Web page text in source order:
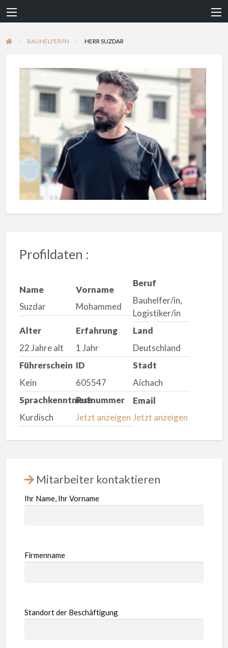
BAUHELFER/IN HERR SUZDAR
Profildaten :
Name
Suzdar
Vorname
Mohammed
Beruf
Bauhelfer/in,
Logistiker/in
Alter
22 Jahre alt
Erfahrung
1 Jahr
Land
Deutschland
Führerschein
Kein
ID
605547
Stadt
Aichach
Sprachkenntnisse
Kurdisch
Rufnummer
Jetzt anzeigen
Email
Jetzt anzeigen
Mitarbeiter kontaktieren
Ihr Name, Ihr Vorname
Firmenname
Standort der Beschäftigung